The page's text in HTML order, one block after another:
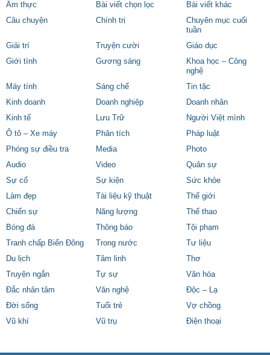
Ẩm thực Bài viết chọn lọc
Bài viết khác
Câu chuyện
Chính trị
Chuyên mục cuối
tuần
Giải trí
Truyện cười
Giáo dục
Giới tính
Gương sáng
Khoa học – Công
nghệ
Máy tính
Sáng chế
Tin tặc
Kinh doanh
Doanh nghiệp
Doanh nhân
Kinh tế
Lưu Trữ
Người Việt mình
Ô tô – Xe máy
Phân tích
Pháp luật
Phóng sự điều tra
Media
Photo
Audio
Video
Quân sự
Sự cố
Sự kiện
Sức khỏe
Làm đẹp
Tài liệu kỹ thuật
Thế giới
Chiến sự
Năng lượng
Thể thao
Bóng đá
Thông báo
Tội phạm
Tranh chấp Biển Đông
Trong nước
Tư liệu
Du lịch
Tâm linh
Thơ
Truyện ngắn
Tự sự
Văn hóa
Đắc nhân tâm
Văn nghệ
Độc – Lạ
Đời sống
Tuổi trẻ
Vợ chồng
Vũ khí
Vũ trụ Điện thoại